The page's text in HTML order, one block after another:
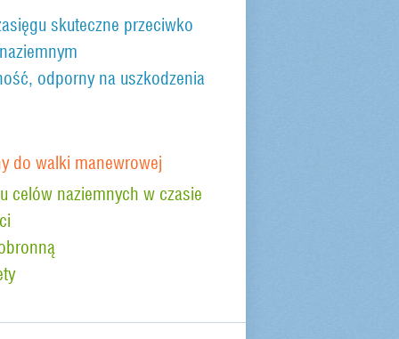
skuteczne przeciwko
odporny na uszkodzenia
do walki manewrowej
celów naziemnych w czasie